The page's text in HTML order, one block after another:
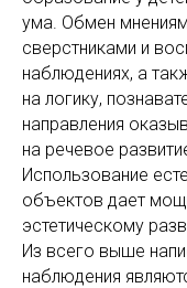
ума. Обмен
сверстниками и
наблюдениях, а
на логику,
направления
на речевое
Использование
объектов дает
эстетическому
Из всего выше
наблюдения